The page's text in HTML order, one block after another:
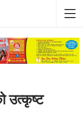
उत्कृष्ट